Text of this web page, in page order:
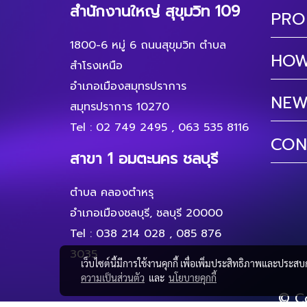
สำนักงานใหญ่ สุขุมวิท 109
1800-6 หมู่ 6 ถนนสุขุมวิท ตำบล
สำโรงเหนือ
อำเภอเมืองสมุทรปราการ
สมุทรปราการ 10270
Tel : 02 749 2495 , 063 535 8116
สาขา 1 อมตะนคร ชลบุรี
ตำบล คลองตำหรุ
อำเภอเมืองชลบุรี, ชลบุรี 20000
Tel : 038 214 028 , 085 876
3035
©
เว็บไซต์นี้มีการใช้งานคุกกี้ เพื่อเพิ่มประสิทธิภาพและประส
ความเป็นส่วนตัว และ นโยบายคุกกี้